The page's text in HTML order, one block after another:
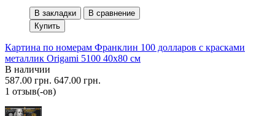
В закладки
В сравнение
Купить
Картина по номерам Франклин 100 долларов с красками
металлик Origami 5100 40x80 см
В наличии
587.00 грн. 647.00 грн.
1 отзыв(-ов)